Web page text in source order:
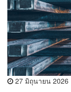
27 มิถุนายน 2026